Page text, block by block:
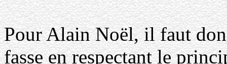
Pour Alain Noël, il faut
fasse en respectant le